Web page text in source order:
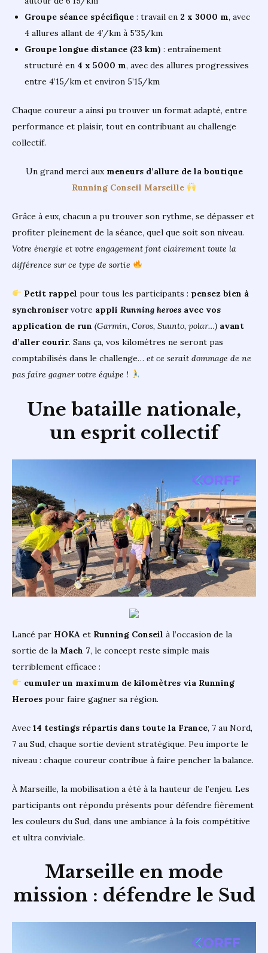
Groupe séance spécifique : travail en 2 x 3000 m, avec
4 allures allant de 4’/km à 5’35/km
Groupe longue distance (23 km) : entraînement
structuré en 4 x 5000 m, avec des allures progressives
entre 4’15/km et environ 5’15/km
Chaque coureur a ainsi pu trouver un format adapté, entre
performance et plaisir, tout en contribuant au challenge
collectif.
Un grand merci aux meneurs d’allure de la boutique
Running Conseil Marseille
Grâce à eux, chacun a pu trouver son rythme, se dépasser et
profiter pleinement de la séance, quel que soit son niveau.
Votre énergie et votre engagement font clairement toute la
différence sur ce type de sortie
Petit rappel pour tous les participants : pensez bien à
synchroniservotre appli Running heroes avec vos
application de run (Garmin, Coros, Suunto, polar…) avant
d’aller courir. Sans ça, vos kilomètres ne seront pas
comptabilisés dans le challenge… et ce serait dommage de ne
pas faire gagner votre équipe !
Une bataille nationale,
un esprit collectif
Lancé par HOKA et Running Conseil à l’occasion de la
sortie de la Mach 7, le concept reste simple mais
terriblement efficace :
cumuler un maximum de kilomètres via Running
Heroes pour faire gagner sa région.
Avec 14 testings répartis dans toute la France, 7 au Nord,
7 au Sud, chaque sortie devient stratégique. Peu importe le
niveau : chaque coureur contribue à faire pencher la balance.
À Marseille, la mobilisation a été à la hauteur de l’enjeu. Les
participants ont répondu présents pour défendre fièrement
les couleurs du Sud, dans une ambiance à la fois compétitive
et ultra conviviale.
Marseille en mode
mission : défendre le Sud